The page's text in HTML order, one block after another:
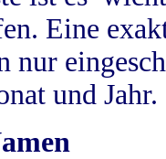
Eine
nur
und Jahr.